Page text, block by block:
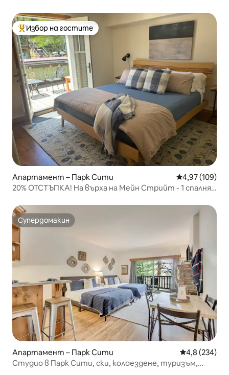
Най-популярен избор на гостите
Избор на гостите
Апартамент – Парк Сити Средна
4,97 (109)
20% ОТСТЪПКА! На върха на Мейн Стрийт - 1 спалня,
Супердомакин
Супердомакин
Апартамент – Парк Сити Средна
4,8 (234)
Студио в Парк Сити, ски, колоездене, туризъм,